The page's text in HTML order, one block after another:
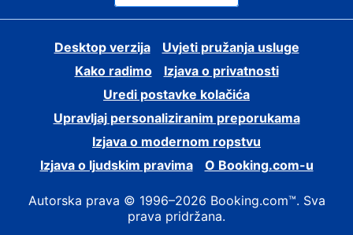
Desktop verzija
Uvjeti pružanja usluge
Kako radimo
Izjava o privatnosti
Uredi postavke kolačića
Upravljaj personaliziranim preporukama
Izjava o modernom ropstvu
Izjava o ljudskim pravima
O Booking.com-u
Autorska prava © 1996–2026 Booking.com™. Sva
prava pridržana.